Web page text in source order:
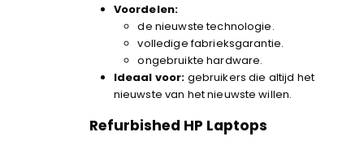
Voordelen:
de nieuwste technologie.
volledige fabrieksgarantie.
ongebruikte hardware.
Ideaal voor: gebruikers die altijd het
nieuwste van het nieuwste willen.
Refurbished HP Laptops